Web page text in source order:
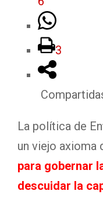
3
La política de
un viejo axioma
para gobernar
descuidar la